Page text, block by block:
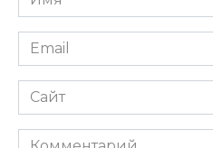
*
Email
*
Сайт
Комментарий